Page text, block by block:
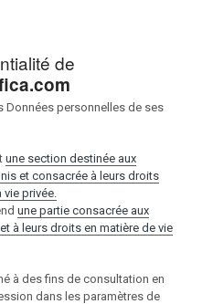
de
Données personnelles de ses
une section destinée aux
et consacrée à leurs droits
privée.
une partie consacrée aux
à leurs droits en matière de vie
à des fins de consultation en
dans les paramètres de